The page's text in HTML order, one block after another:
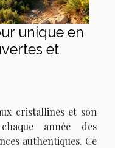
unique en
et
cristallines et son
année des
authentiques. Ce